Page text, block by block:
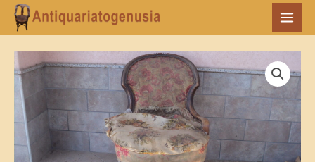
poltrona
a
medaglione
luigi
filippo
in